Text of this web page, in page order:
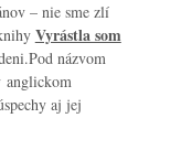
– nie sme zlí
Vyrástla som
názvom
aj jej